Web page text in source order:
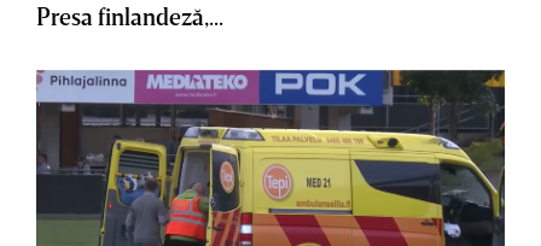
Presa finlandeză,...